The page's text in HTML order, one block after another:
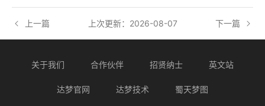
上次更新：2026-08-07
上一篇 下一篇
关于我们 合作伙伴 招贤纳士 英文站
达梦官网 达梦技术 蜀天梦图